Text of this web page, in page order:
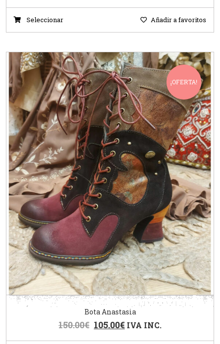
Seleccionar Añadir a favoritos
¡OFERTA!
Bota Anastasia
150.00€ 105.00€ IVA INC.